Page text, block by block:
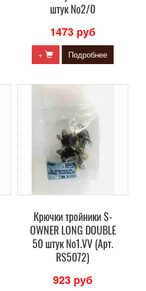
штук №2/0
1473 руб
+ Подробнее
Крючки тройники S-
OWNER LONG DOUBLE
50 штук №1.VV (Арт.
RS5072)
923 руб